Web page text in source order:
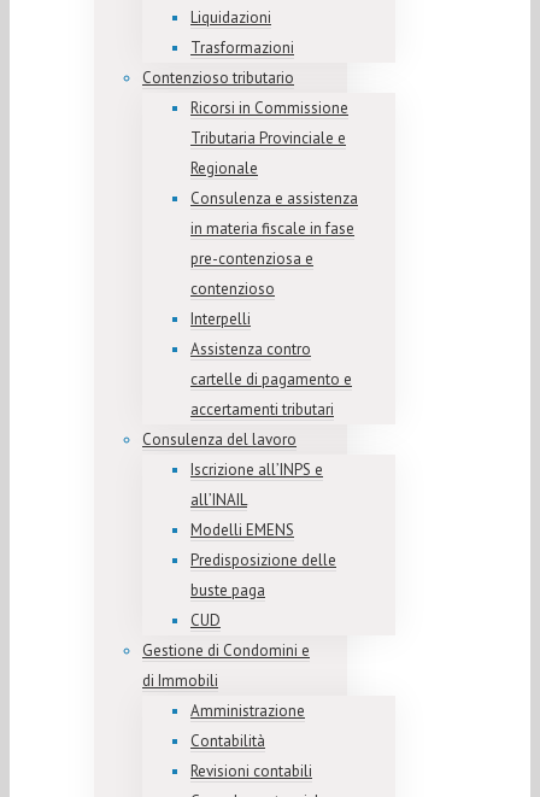
Liquidazioni
Trasformazioni
Contenzioso tributario
Ricorsi in Commissione
Tributaria Provinciale e
Regionale
Consulenza e assistenza
in materia fiscale in fase
pre-contenziosa e
contenzioso
Interpelli
Assistenza contro
cartelle di pagamento e
accertamenti tributari
Consulenza del lavoro
Iscrizione all’INPS e
all’INAIL
Modelli EMENS
Predisposizione delle
buste paga
CUD
Gestione di Condomini e
di Immobili
Amministrazione
Contabilità
Revisioni contabili